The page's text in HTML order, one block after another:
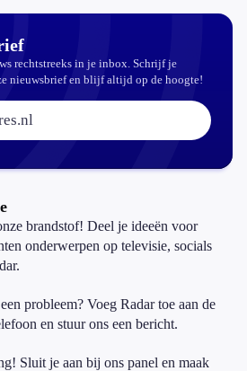
rechtstreeks in je inbox. Schrijf je
nieuwsbrief en blijf altijd op de hoogte!
brandstof! Deel je ideeën voor
onderwerpen op televisie, socials
probleem? Voeg Radar toe aan de
en stuur ons een bericht.
Sluit je aan bij ons panel en maak